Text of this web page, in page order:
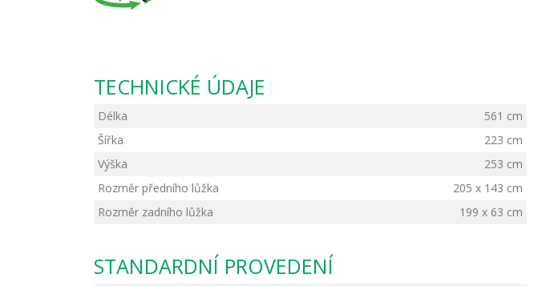
TECHNICKÉ ÚDAJE
Délka
561 cm
Šířka
223 cm
Výška
253 cm
Rozměr předního lůžka
205 x 143 cm
Rozměr zadního lůžka
199 x 63 cm
STANDARDNÍ PROVEDENÍ